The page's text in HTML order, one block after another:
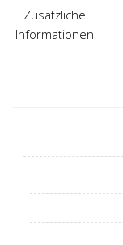
Zusätzliche
Informationen